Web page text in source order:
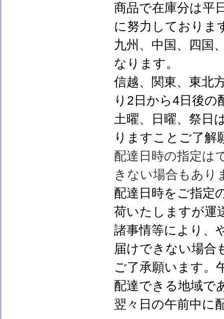
商品で在庫分は平
に努力しておりま
九州、中国、四国
なります。
信越、関東、東北
り2日から4日後の
土曜、日曜、祭日
りますことご了解
配達日時の指定は
きない場合もあり
配達日時をご指定
荷いたしますが運
諸事情等により、
届けできない場合
ご了承願います。
配達できる地域で
翌々日の午前中に